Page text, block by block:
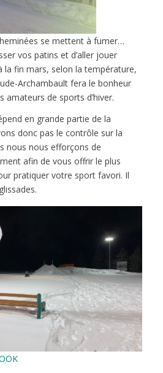
se mettent à fumer…
vos patins et d’aller jouer
la fin mars, selon la température,
Archambault fera le bonheur
amateurs de sports d’hiver.
en grande partie de la
donc pas le contrôle sur la
nous nous efforçons de
afin de vous offrir le plus
pratiquer votre sport favori. Il